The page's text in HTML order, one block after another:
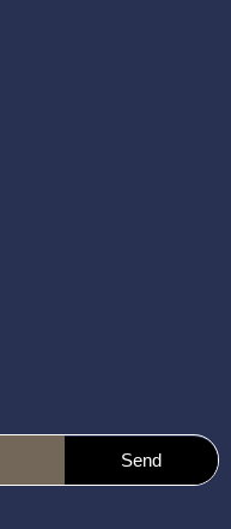
Send